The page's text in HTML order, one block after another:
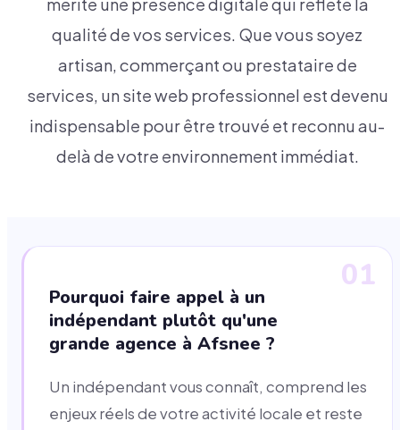
mérite une présence digitale qui reflète la
qualité de vos services. Que vous soyez
artisan, commerçant ou prestataire de
services, un site web professionnel est devenu
indispensable pour être trouvé et reconnu au-
delà de votre environnement immédiat.
01
Pourquoi faire appel à un
indépendant plutôt qu'une
grande agence à Afsnee ?
Un indépendant vous connaît, comprend les
enjeux réels de votre activité locale et reste